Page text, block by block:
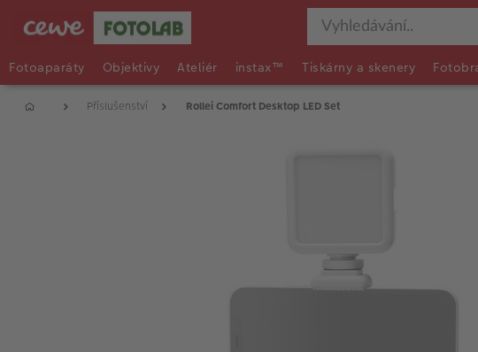
Fotoaparáty Objektivy Ateliér instax™ Tiskárny a skenery
Příslušenství Rollei Comfort Desktop LED Set